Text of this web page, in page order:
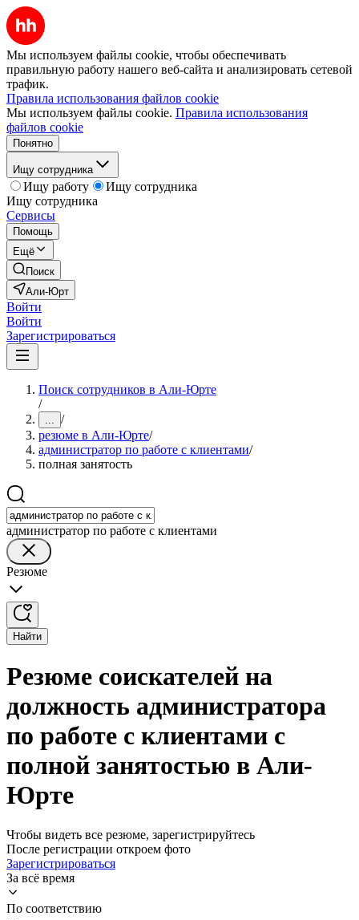
Мы используем файлы cookie, чтобы обеспечивать
правильную работу нашего веб-сайта и анализировать сетевой
трафик.
Правила использования файлов cookie
Мы используем файлы cookie. Правила использования
файлов cookie
Понятно
Ищу сотрудника
Ищу работу
Ищу сотрудника
Ищу сотрудника
Сервисы
Помощь
Ещё
Поиск
Али-Юрт
Войти
Войти
Зарегистрироваться
Поиск сотрудников в Али-Юрте
/
... /
резюме в Али-Юрте/
администратор по работе с клиентами/
полная занятость
администратор по работе с клиентами
Резюме
Найти
Резюме соискателей на
должность администратора
по работе с клиентами с
полной занятостью в Али-
Юрте
Чтобы видеть все резюме, зарегистрируйтесь
После регистрации откроем фото
Зарегистрироваться
За всё время
По соответствию